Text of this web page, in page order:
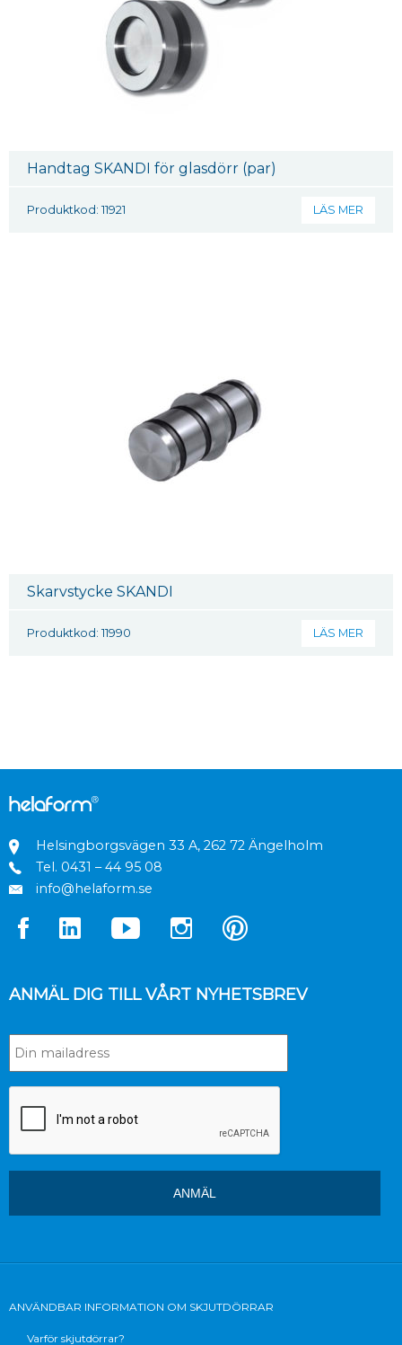
Handtag SKANDI för glasdörr (par)
Produktkod: 11921 LÄS MER
Skarvstycke SKANDI
Produktkod: 11990 LÄS MER
Helsingborgsvägen 33 A, 262 72 Ängelholm
Tel. 0431 – 44 95 08
info@helaform.se
ANMÄL DIG TILL VÅRT NYHETSBREV
ANVÄNDBAR INFORMATION OM SKJUTDÖRRAR
Varför skjutdörrar?